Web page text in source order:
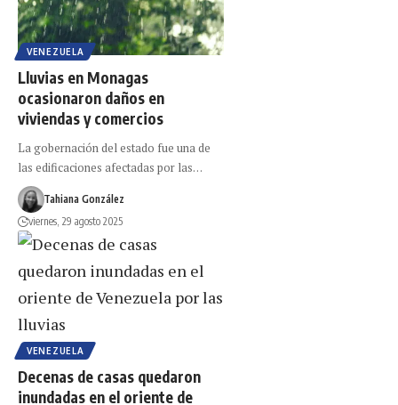
VENEZUELA
Lluvias en Monagas
ocasionaron daños en
viviendas y comercios
La gobernación del estado fue una de
las edificaciones afectadas por las…
Tahiana González
viernes, 29 agosto 2025
VENEZUELA
Decenas de casas quedaron
inundadas en el oriente de